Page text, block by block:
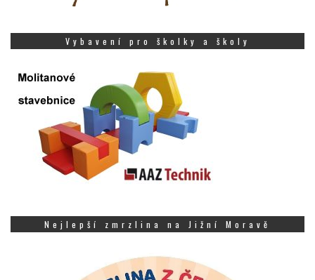
Vybavení pro školky a školy
Nejlepší zmrzlina na Jižní Moravě